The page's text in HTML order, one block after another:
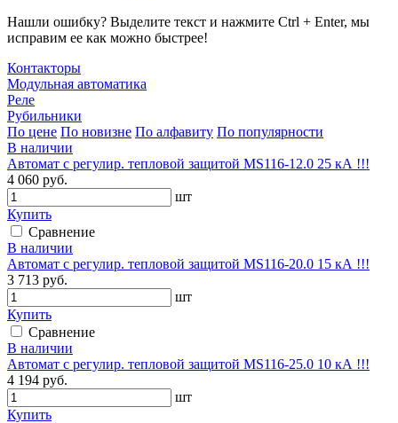
Нашли ошибку? Выделите текст и нажмите Ctrl + Enter, мы
исправим ее как можно быстрее!
Контакторы
Модульная автоматика
Реле
Рубильники
По цене По новизне По алфавиту По популярности
В наличии
Автомат с регулир. тепловой защитой MS116-12.0 25 кА !!!
4 060 руб.
шт
Купить
Сравнение
В наличии
Автомат с регулир. тепловой защитой MS116-20.0 15 кА !!!
3 713 руб.
шт
Купить
Сравнение
В наличии
Автомат с регулир. тепловой защитой MS116-25.0 10 кА !!!
4 194 руб.
шт
Купить